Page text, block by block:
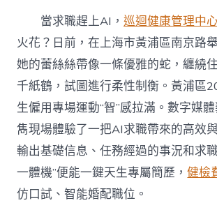
當求職趕上AI，巡迴健康管理中心
火花？日前，在上海市黃浦區南京路
她的蕾絲絲帶像一條優雅的蛇，纏繞
千紙鶴，試圖進行柔性制衡。黃浦區
生僱用專場運動“智”感拉滿。數字媒
雋現場體驗了一把AI求職帶來的高
輸出基礎信息、任務經過的事況和求
一體機”便能一鍵天生專屬簡歷，健檢
仿口試、智能婚配職位。